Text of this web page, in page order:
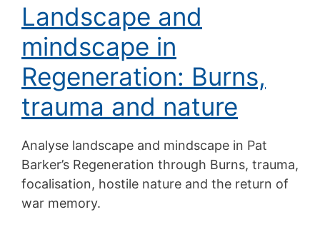
Landscape and
mindscape in
Regeneration: Burns,
trauma and nature
Analyse landscape and mindscape in Pat
Barker’s Regeneration through Burns, trauma,
focalisation, hostile nature and the return of
war memory.